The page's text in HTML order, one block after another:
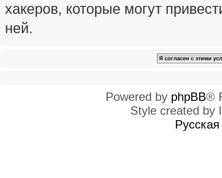
хакеров, которые могут
ней.
Powered by phpBB®
Style created by